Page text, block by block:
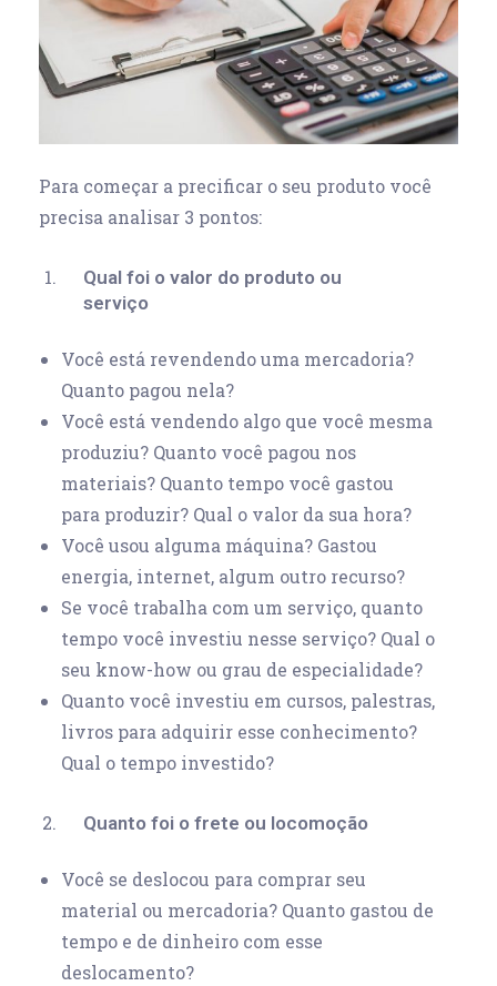
Para começar a precificar o seu produto você
precisa analisar 3 pontos:
Qual foi o valor do produto ou
serviço
Você está revendendo uma mercadoria?
Quanto pagou nela?
Você está vendendo algo que você mesma
produziu? Quanto você pagou nos
materiais? Quanto tempo você gastou
para produzir? Qual o valor da sua hora?
Você usou alguma máquina? Gastou
energia, internet, algum outro recurso?
Se você trabalha com um serviço, quanto
tempo você investiu nesse serviço? Qual o
seu know-how ou grau de especialidade?
Quanto você investiu em cursos, palestras,
livros para adquirir esse conhecimento?
Qual o tempo investido?
Quanto foi o frete ou locomoção
Você se deslocou para comprar seu
material ou mercadoria? Quanto gastou de
tempo e de dinheiro com esse
deslocamento?